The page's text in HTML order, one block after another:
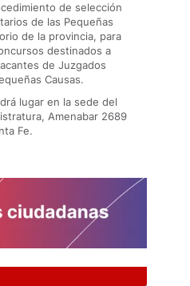
de selección
de las Pequeñas
de la provincia, para
destinados a
de Juzgados
Causas.
lugar en la sede del
Amenabar 2689
Fe.